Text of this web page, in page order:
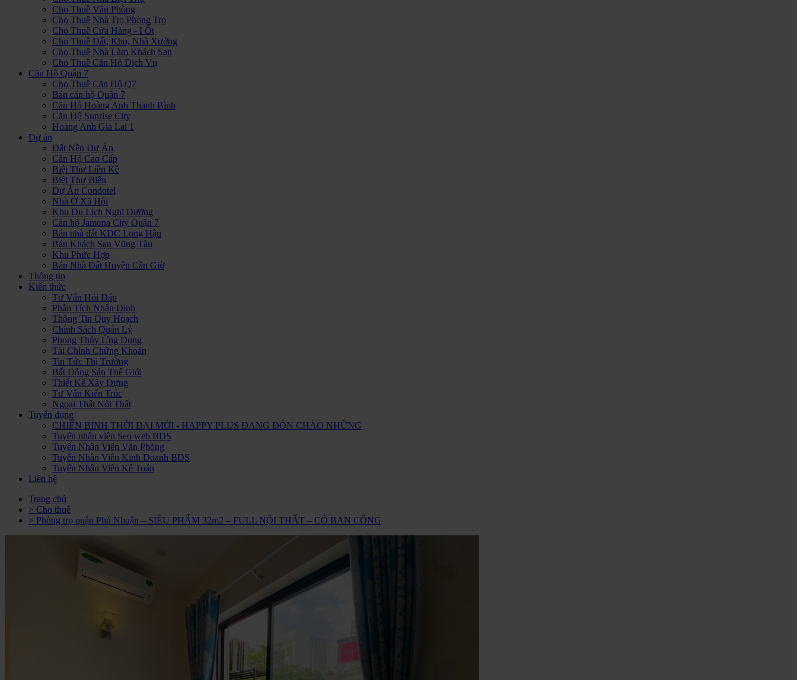
Cho Thuê Văn Phòng
Cho Thuê Nhà Trọ Phòng Trọ
Cho Thuê Cửa Hàng - I Ốt
Cho Thuê Đất, Kho, Nhà Xưởng
Cho Thuê Nhà Làm Khách Sạn
Cho Thuê Căn Hộ Dịch Vụ
Căn Hộ Quận 7
Cho Thuê Căn Hộ Q7
Bán căn hộ Quận 7
Căn Hộ Hoàng Anh Thanh Bình
Căn Hộ Sunrise City
Hoàng Anh Gia Lai 1
Dự án
Đất Nền Dự Án
Căn Hộ Cao Cấp
Biệt Thự Liền Kề
Biệt Thự Biển
Dự Án Condotel
Nhà Ở Xã Hội
Khu Du Lịch Nghĩ Dưỡng
Căn hộ Jamona City Quận 7
Bán nhà đất KDC Long Hậu
Bán Khách Sạn Vũng Tàu
Khu Phức Hợp
Bán Nhà Đất Huyện Cần Giờ
Thông tin
Kiến thức
Tư Vấn Hỏi Đáp
Phân Tích Nhận Định
Thông Tin Quy Hoạch
Chính Sách Quản Lý
Phong Thủy Ứng Dụng
Tài Chính Chứng Khoán
Tin Tức Thị Trường
Bất Động Sản Thế Giới
Thiết Kế Xây Dựng
Tư Vấn Kiến Trúc
Ngoại Thất Nội Thất
Tuyển dụng
CHIẾN BINH THỜI ĐẠI MỚI - HAPPY PLUS ĐANG ĐÓN CHÀO NHỮNG
Tuyển nhân viên Seo web BDS
Tuyển Nhân Viên Văn Phòng
Tuyển Nhân Viên Kinh Doanh BDS
Tuyển Nhân Viên Kế Toán
Liên hệ
Trang chủ
> Cho thuê
> Phòng trọ quận Phú Nhuận – SIÊU PHẨM 32m2 – FULL NỘI THẤT – CÓ BAN CÔNG